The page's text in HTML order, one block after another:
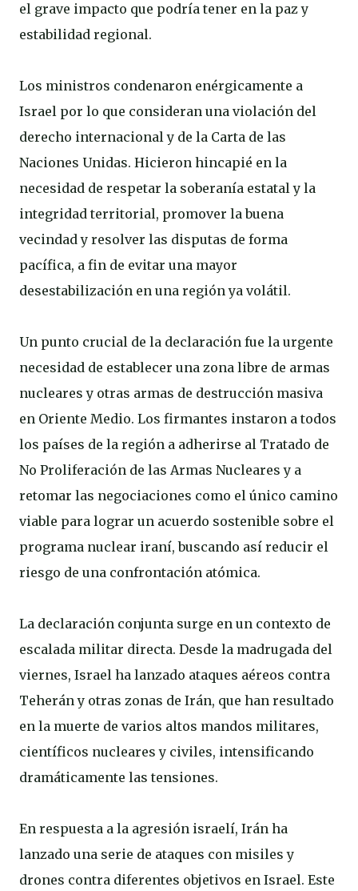
el grave impacto que podría tener en la paz y
estabilidad regional.
Los ministros condenaron enérgicamente a
Israel por lo que consideran una violación del
derecho internacional y de la Carta de las
Naciones Unidas. Hicieron hincapié en la
necesidad de respetar la soberanía estatal y la
integridad territorial, promover la buena
vecindad y resolver las disputas de forma
pacífica, a fin de evitar una mayor
desestabilización en una región ya volátil.
Un punto crucial de la declaración fue la urgente
necesidad de establecer una zona libre de armas
nucleares y otras armas de destrucción masiva
en Oriente Medio. Los firmantes instaron a todos
los países de la región a adherirse al Tratado de
No Proliferación de las Armas Nucleares y a
retomar las negociaciones como el único camino
viable para lograr un acuerdo sostenible sobre el
programa nuclear iraní, buscando así reducir el
riesgo de una confrontación atómica.
La declaración conjunta surge en un contexto de
escalada militar directa. Desde la madrugada del
viernes, Israel ha lanzado ataques aéreos contra
Teherán y otras zonas de Irán, que han resultado
en la muerte de varios altos mandos militares,
científicos nucleares y civiles, intensificando
dramáticamente las tensiones.
En respuesta a la agresión israelí, Irán ha
lanzado una serie de ataques con misiles y
drones contra diferentes objetivos en Israel. Este